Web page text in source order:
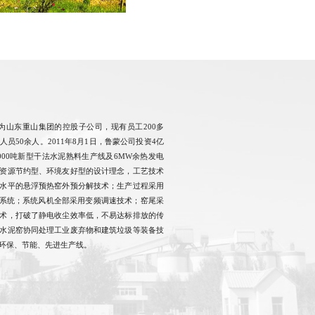
山东重山集团的控股子公司，现有员工200多
员50余人。2011年8月1日，鲁蒙公司投资4亿
吨新型干法水泥熟料生产线及6MW余热发电
源节约型、环境友好型的设计理念，工艺技术
平的悬浮预热窑外预分解技术；生产过程采用
统；系统风机全部采用变频调速技术；窑尾采
，打破了静电收尘效率低，不易达标排放的传
泥窑协同处理工业废弃物和建筑垃圾等装备技
保、节能、先进生产线。